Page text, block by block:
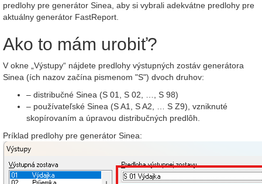
predlohy pre generátor Sinea, aby si vybrali adekvátne predlohy pre
aktuálny generátor FastReport.
Ako to mám urobiť?
V okne „Výstupy“ nájdete predlohy výstupných zostáv generátora
Sinea (ích nazov začína pismenom "S") dvoch druhov:
– distribučné Sinea (S 01, S 02, …, S 98)
– používateľské Sinea (S A1, S A2, … S Z9), vzniknuté
skopírovaním a úpravou distribučných predlôh.
Príklad predlohy pre generátor Sinea: